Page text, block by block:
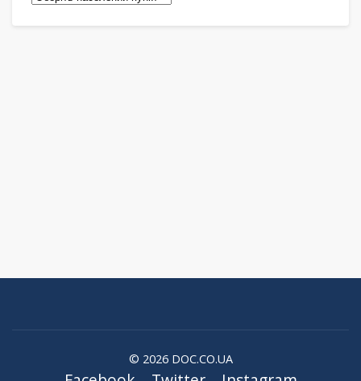
© 2026 DOC.CO.UA